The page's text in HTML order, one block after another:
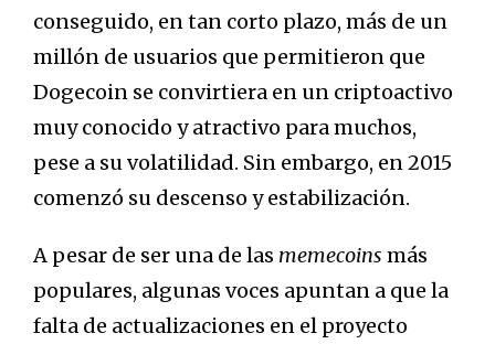
conseguido, en tan corto plazo, más de un
millón de usuarios que permitieron que
Dogecoin se convirtiera en un criptoactivo
muy conocido y atractivo para muchos,
pese a su volatilidad. Sin embargo, en 2015
comenzó su descenso y estabilización.
A pesar de ser una de las memecoins más
populares, algunas voces apuntan a que la
falta de actualizaciones en el proyecto